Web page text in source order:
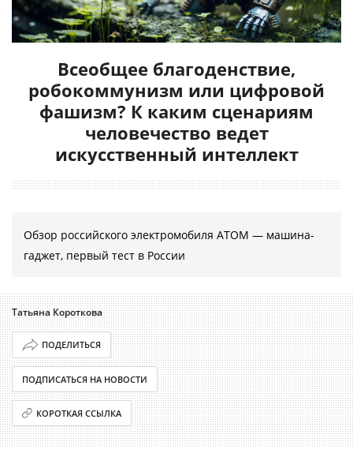
Всеобщее благоденствие,
робокоммунизм или цифровой
фашизм? К каким сценариям
человечество ведет
искусственный интеллект
Обзор российского электромобиля АТОМ — машина-
гаджет, первый тест в России
Татьяна Короткова
ПОДЕЛИТЬСЯ
ПОДПИСАТЬСЯ НА НОВОСТИ
КОРОТКАЯ ССЫЛКА